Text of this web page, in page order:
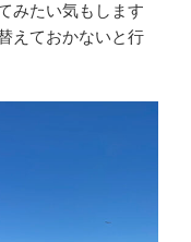
みたい気もします
えておかないと行